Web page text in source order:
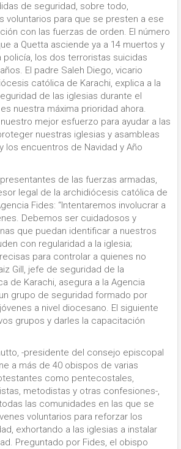
de seguridad, sobre todo,
voluntarios para que se presten a ese
con las fuerzas de orden. El número
a Quetta asciende ya a 14 muertos y
policía, los dos terroristas suicidas
El padre Saleh Diego, vicario
católica de Karachi, explica a la
de las iglesias durante el
nuestra máxima prioridad ahora.
mejor esfuerzo para ayudar a las
nuestras iglesias y asambleas
los encuentros de Navidad y Año
de las fuerzas armadas,
legal de la archidiócesis católica de
Fides: “Intentaremos involucrar a
Debemos ser cuidadosos y
que puedan identificar a nuestros
con regularidad a la iglesia;
para controlar a quienes no
Gill, jefe de seguridad de la
de Karachi, asegura a la Agencia
grupo de seguridad formado por
a nivel diocesano. El siguiente
grupos y darles la capacitación
-presidente del consejo episcopal
a más de 40 obispos de varias
como pentecostales,
metodistas y otras confesiones-,
las comunidades en las que se
voluntarios para reforzar los
exhortando a las iglesias a instalar
Preguntado por Fides, el obispo